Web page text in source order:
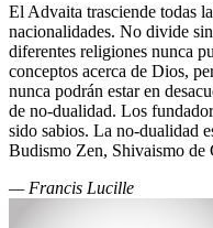
El Advaita trasciende todas
nacionalidades. No divide
diferentes religiones nunca
conceptos acerca de Dios,
nunca podrán estar en
de no-dualidad. Los
sido sabios. La no-dualidad
Budismo Zen, Shivaismo de
— Francis Lucille